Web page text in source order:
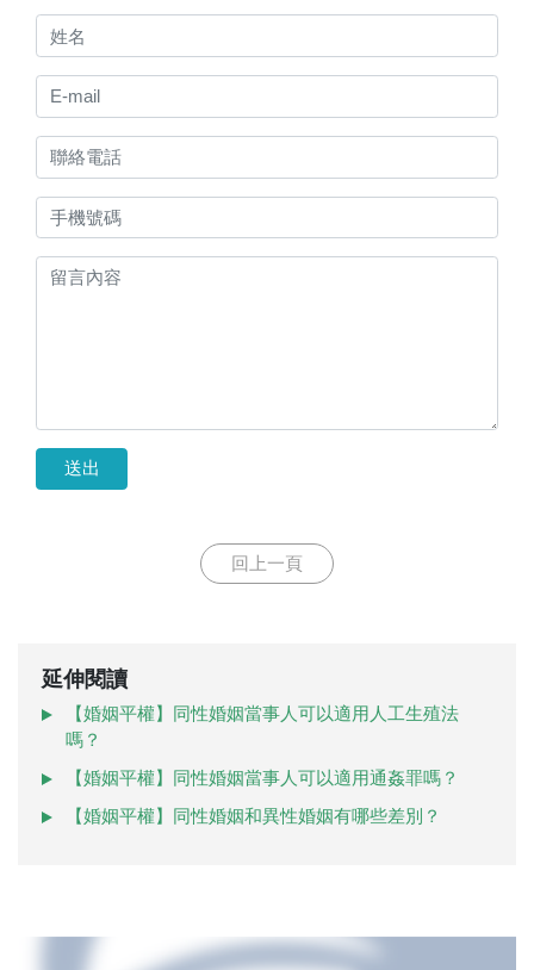
送出
回上一頁
延伸閱讀
【婚姻平權】同性婚姻當事人可以適用人工生殖法
嗎？
【婚姻平權】同性婚姻當事人可以適用通姦罪嗎？
【婚姻平權】同性婚姻和異性婚姻有哪些差別？